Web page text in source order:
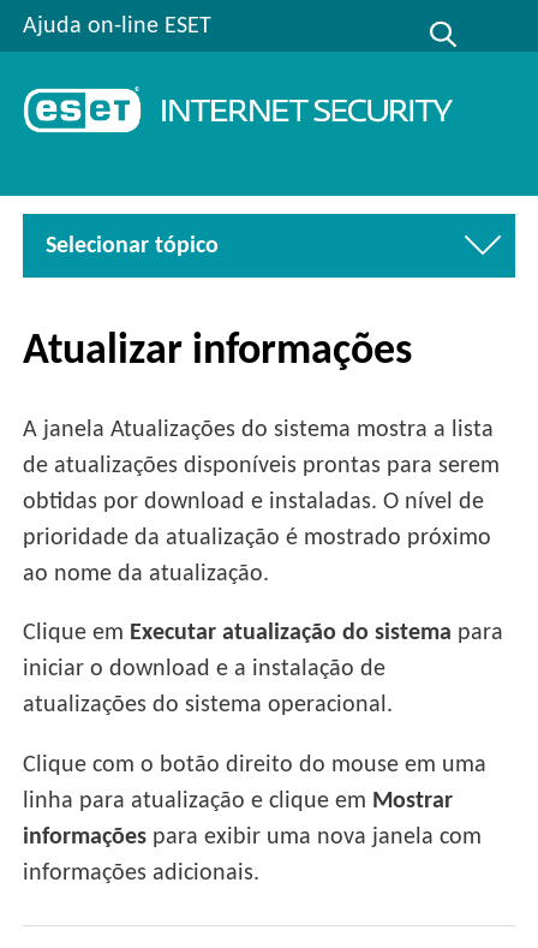
Ajuda on-line ESET
Selecionar tópico
Atualizar informações
A janela Atualizações do sistema mostra a lista
de atualizações disponíveis prontas para serem
obtidas por download e instaladas. O nível de
prioridade da atualização é mostrado próximo
ao nome da atualização.
Clique em Executar atualização do sistema para
iniciar o download e a instalação de
atualizações do sistema operacional.
Clique com o botão direito do mouse em uma
linha para atualização e clique em Mostrar
informações para exibir uma nova janela com
informações adicionais.